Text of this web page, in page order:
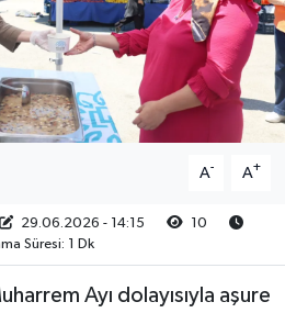
A- A+
29.06.2026 - 14:15
10
Süresi: 1 Dk
Ayı dolayısıyla aşure